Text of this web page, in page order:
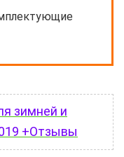
зимней и
+Отзывы